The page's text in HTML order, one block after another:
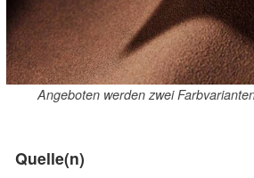
Angeboten werden zwei
Quelle(n)